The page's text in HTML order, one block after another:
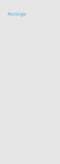
Anzeige